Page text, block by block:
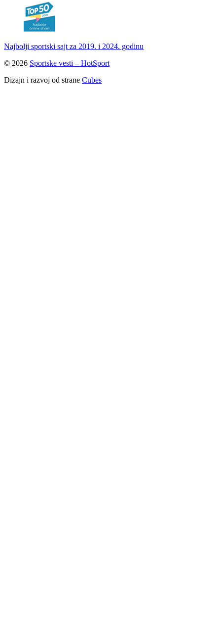
Najbolji sportski sajt za 2019. i 2024. godinu
© 2026 Sportske vesti – HotSport
Dizajn i razvoj od strane Cubes